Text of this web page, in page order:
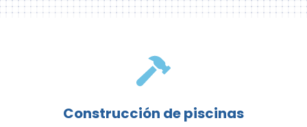
Construcción de piscinas